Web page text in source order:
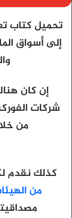
تحميل كتاب
إن كان
شركات
من
كذلك نقدم
من